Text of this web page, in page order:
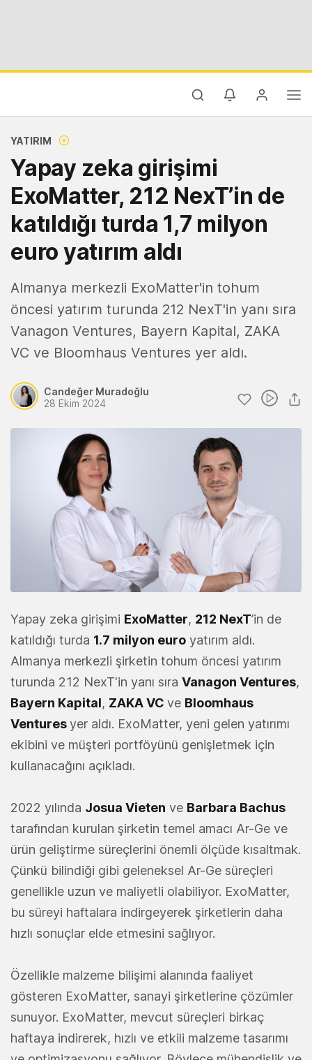
YATIRIM
Yapay zeka girişimi
ExoMatter, 212 NexT’in de
katıldığı turda 1,7 milyon
euro yatırım aldı
Almanya merkezli ExoMatter'in tohum
öncesi yatırım turunda 212 NexT'in yanı sıra
Vanagon Ventures, Bayern Kapital, ZAKA
VC ve Bloomhaus Ventures yer aldı.
Candeğer Muradoğlu
28 Ekim 2024
Yapay zeka girişimi ExoMatter, 212 NexT’in de
katıldığı turda 1.7 milyon euro yatırım aldı.
Almanya merkezli şirketin tohum öncesi yatırım
turunda 212 NexT'in yanı sıra Vanagon Ventures,
Bayern Kapital, ZAKA VC ve Bloomhaus
Venturesyer aldı. ExoMatter, yeni gelen yatırımı
ekibini ve müşteri portföyünü genişletmek için
kullanacağını açıkladı.
2022 yılında Josua Vieten ve Barbara Bachus
tarafından kurulan şirketin temel amacı Ar-Ge ve
ürün geliştirme süreçlerini önemli ölçüde kısaltmak.
Çünkü bilindiği gibi geleneksel Ar-Ge süreçleri
genellikle uzun ve maliyetli olabiliyor. ExoMatter,
bu süreyi haftalara indirgeyerek şirketlerin daha
hızlı sonuçlar elde etmesini sağlıyor.
Özellikle malzeme bilişimi alanında faaliyet
gösteren ExoMatter, sanayi şirketlerine çözümler
sunuyor. ExoMatter, mevcut süreçleri birkaç
haftaya indirerek, hızlı ve etkili malzeme tasarımı